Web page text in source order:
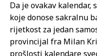
Da je ovakav
koje donose sakralnu
rijetkost za jedan
provincijal fra Milan
prošlosti kalendare